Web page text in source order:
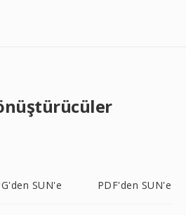
SUN'e PDF'den SUN'e